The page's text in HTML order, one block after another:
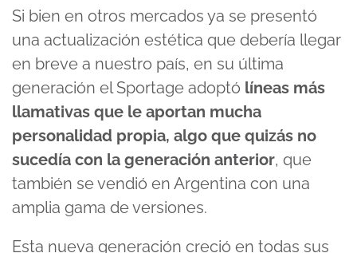
Si bien en otros mercados ya se presentó
una actualización estética que debería llegar
en breve a nuestro país, en su última
generación el Sportage adoptó líneas más
llamativas que le aportan mucha
personalidad propia, algo que quizás no
sucedía con la generación anterior, que
también se vendió en Argentina con una
amplia gama de versiones.
Esta nueva generación creció en todas sus